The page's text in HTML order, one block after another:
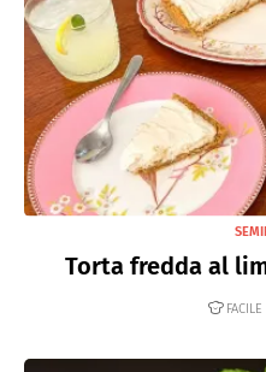
Torta fredda al
FACILE